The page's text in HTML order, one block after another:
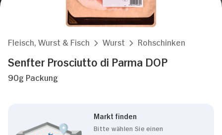
Fleisch, Wurst & Fisch Wurst Rohschinken
Senfter Prosciutto di Parma DOP
90g Packung
Markt finden
Bitte wählen Sie einen